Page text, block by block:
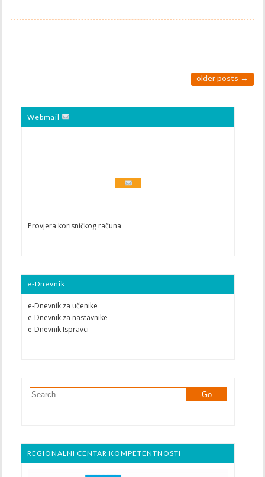
older posts →
Webmail
Provjera korisničkog računa
e-Dnevnik
e-Dnevnik za učenike
e-Dnevnik za nastavnike
e-Dnevnik Ispravci
REGIONALNI CENTAR KOMPETENTNOSTI